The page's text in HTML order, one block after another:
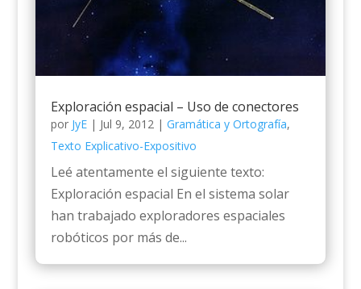
Exploración espacial – Uso de conectores
por JyE| Jul 9, 2012 | Gramática y Ortografía,
Texto Explicativo-Expositivo
Leé atentamente el siguiente texto:
Exploración espacial En el sistema solar
han trabajado exploradores espaciales
robóticos por más de...